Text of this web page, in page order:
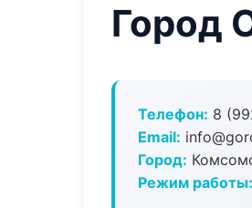
Город
Телефон: 8
Email:
Город:
Режим работы: